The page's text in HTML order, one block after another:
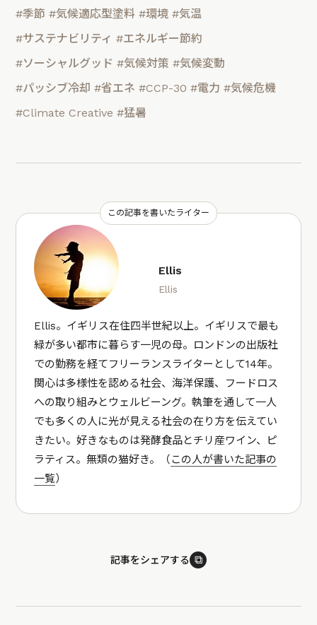
#季節 #気候適応型塗料 #環境 #気温
#サステナビリティ #エネルギー節約
#ソーシャルグッド #気候対策 #気候変動
#パッシブ冷却 #省エネ #CCP-30 #電力 #気候危機
#Climate Creative #猛暑
この記事を書いたライター
Ellis
Ellis
Ellis。イギリス在住四半世紀以上。イギリスで最も
緑が多い都市に暮らす一児の母。ロンドンの出版社
での勤務を経てフリーランスライターとして14年。
関心は多様性を認める社会、海洋保護、フードロス
への取り組みとウェルビーング。執筆を通して一人
でも多くの人に光が見える社会の在り方を伝えてい
きたい。好きなものは発酵食品とチリ産ワイン、ピ
ラティス。無類の猫好き。（ この人が書いた記事の
一覧）
記事をシェアする ⧉